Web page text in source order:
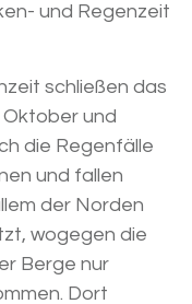
und Regenzeit
schließen das
und
die Regenfälle
und fallen
der Norden
wogegen die
Berge nur
Dort